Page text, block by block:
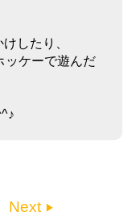
したり、
ッケーで遊んだ
Next